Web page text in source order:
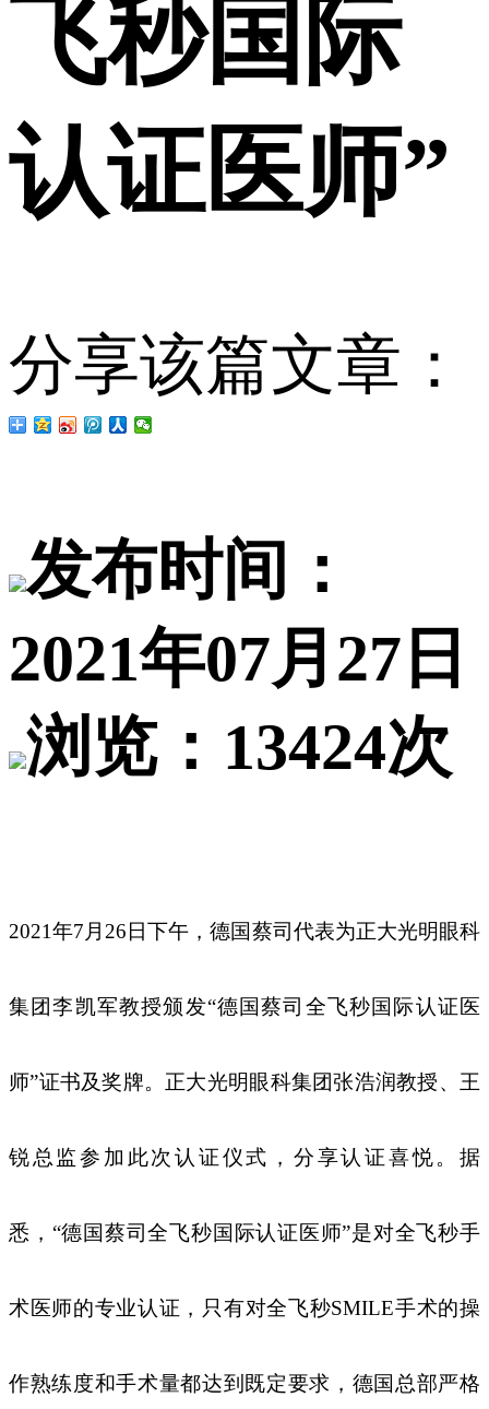
飞秒国际
认证医师”
分享该篇文章：
发布时间：
2021年07月27日
浏览：13424次
2021年7月26日下午，德国蔡司代表为正大光明眼科
集团李凯军教授颁发“德国蔡司全飞秒国际认证医
师”证书及奖牌。正大光明眼科集团张浩润教授、王
锐总监参加此次认证仪式，分享认证喜悦。据
悉，“德国蔡司全飞秒国际认证医师”是对全飞秒手
术医师的专业认证，只有对全飞秒SMILE手术的操
作熟练度和手术量都达到既定要求，德国总部严格